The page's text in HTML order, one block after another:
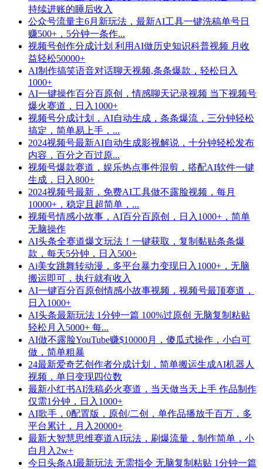
持续进账的睡后收入
公众号流量主6月新玩法，最新AI工具一键洗稿单号日
赚500+，5分钟一条作...
视频号创作分成计划 利用AI做历史知识科普视频 月收
益轻松50000+
AI制作搞笑语音对话聊天视频,条条爆款，轻松日入
1000+
AI一键操作百分百原创，情感聊天记录视频 当下视频号
爆火赛道，日入1000+
视频号分成计划，AI自动生成，条条爆流，三分钟轻松
搞定，简单易上手，...
2024视频号最新AI自动生成影视解说，十分钟轻松发布
内容，百分之百过原...
视频号爆款赛道，娱乐热点事件混剪，搭配AI软件一键
生成，日入800+
2024视频号最新，免费AI工具做不露脸视频，每月
10000+，稳定且超简单，...
视频号情感小故事，AI百分百原创，日入1000+，简单
无脑操作
AI头条全赛道爆文玩法！一键获取，复制黏贴条条爆
款，每天5分钟，日入500+
Ai美女跳舞转动漫，多平台暴力变现日入1000+，无脑
搬运即可，执行就有收入
AI一键百分百原创情感小故事视频，视频号最顶赛道，
日入1000+
AI头条最新玩法 1分钟一篇 100%过原创 无脑复制粘贴
轻松月入5000+ 每...
AI做不露脸YouTube赚$10000月，傻瓜式操作，小白可
做，简单粗暴
24最新爱奇艺创作者分成计划，简单搬运生成AI机器人
视频，单日变现四位数
最新小红书AI洗稿必火赛道，当天做当天上手 作品制作
仅需1分钟，日入1000+
AI歌手，0配置版，原创/二创，单作品播放千百万，多
平台累计，月入20000+
最新大智慧思维赛道AI玩法，刷爆流量，制作简单，小
白月入2w+
今日头条AI最新玩法 无需指令 无脑复制粘贴 1分钟一篇